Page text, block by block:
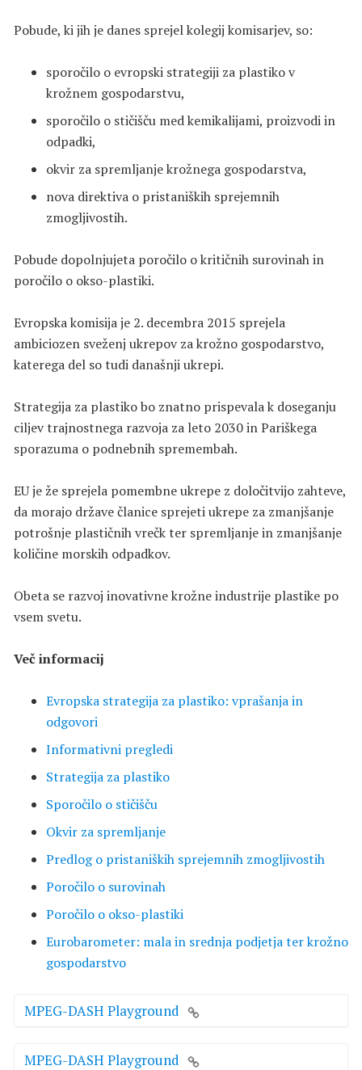
Pobude, ki jih je danes sprejel kolegij komisarjev, so:
sporočilo o evropski strategiji za plastiko v
krožnem gospodarstvu,
sporočilo o stičišču med kemikalijami, proizvodi in
odpadki,
okvir za spremljanje krožnega gospodarstva,
nova direktiva o pristaniških sprejemnih
zmogljivostih.
Pobude dopolnjujeta poročilo o kritičnih surovinah in
poročilo o okso-plastiki.
Evropska komisija je 2. decembra 2015 sprejela
ambiciozen sveženj ukrepov za krožno gospodarstvo,
katerega del so tudi današnji ukrepi.
Strategija za plastiko bo znatno prispevala k doseganju
ciljev trajnostnega razvoja za leto 2030 in Pariškega
sporazuma o podnebnih spremembah.
EU je že sprejela pomembne ukrepe z določitvijo zahteve,
da morajo države članice sprejeti ukrepe za zmanjšanje
potrošnje plastičnih vrečk ter spremljanje in zmanjšanje
količine morskih odpadkov.
Obeta se razvoj inovativne krožne industrije plastike po
vsem svetu.
Več informacij
Evropska strategija za plastiko: vprašanja in
odgovori
Informativni pregledi
Strategija za plastiko
Sporočilo o stičišču
Okvir za spremljanje
Predlog o pristaniških sprejemnih zmogljivostih
Poročilo o surovinah
Poročilo o okso-plastiki
Eurobarometer: mala in srednja podjetja ter krožno
gospodarstvo
MPEG-DASH Playground
MPEG-DASH Playground